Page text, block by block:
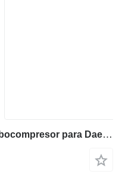
Garrett 466067-1 UA0522K turbocompresor para Daewoo Mega 400V cargadora de ruedas